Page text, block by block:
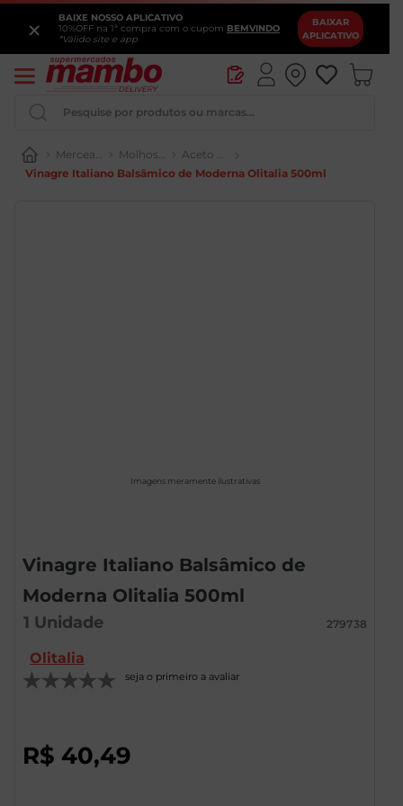
BAIXE NOSSO APLICATIVO
10%OFF na 1ª compra com o cupom BEMVINDO
*Válido site e app
BAIXAR
APLICATIVO
×
Pesquise por produtos ou marcas...
Mercearia Molhos e Condimentos
Aceto e Vinagre
Vinagre Italiano Balsâmico de Moderna Olitalia 500ml
Imagens meramente ilustrativas
Vinagre Italiano Balsâmico de
Moderna Olitalia 500ml
1 Unidade 279738
Olitalia
seja o primeiro a avaliar
R$ 40,49
Iogurte